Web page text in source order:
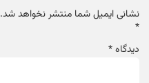
نشانی ایمیل شما منتشر نخواهد شد.
*
دیدگاه*